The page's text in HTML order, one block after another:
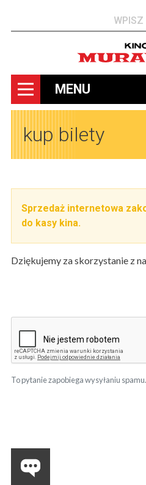
MENU
kup bilety
Sprzedaż internetowa
do kasy kina.
Dziękujemy za skorzystanie z
To pytanie zapobiega wysyłaniu spamu.